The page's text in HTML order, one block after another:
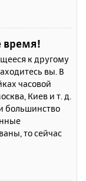
время!
к другому
вы. В
часовой
Киев и т. д.
большинство
то сейчас